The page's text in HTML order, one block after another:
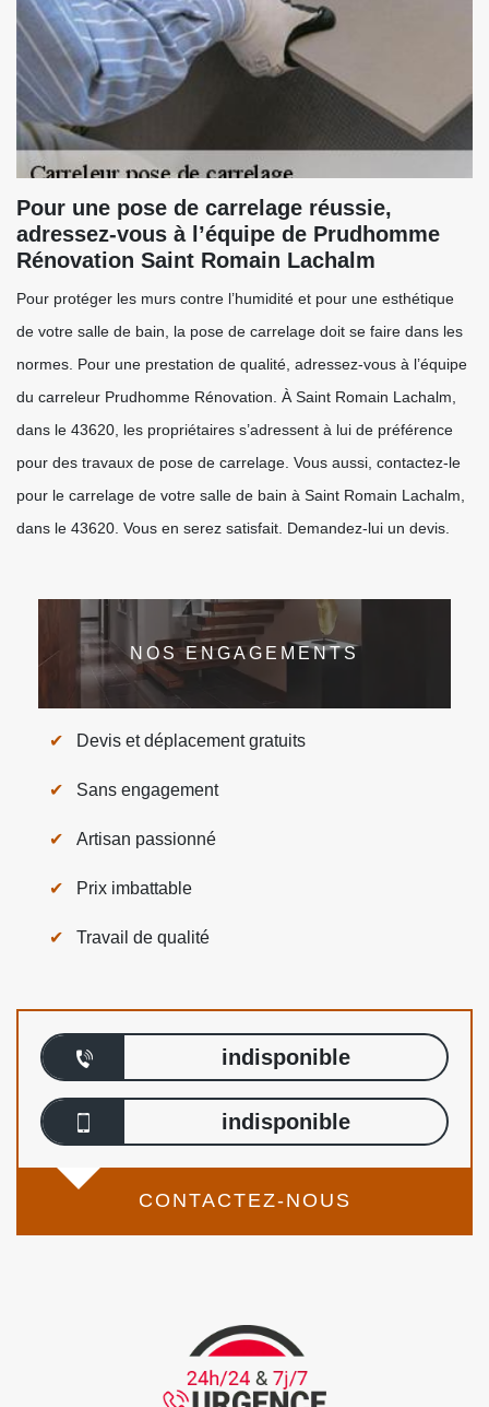
Pour une pose de carrelage réussie,
adressez-vous à l’équipe de Prudhomme
Rénovation Saint Romain Lachalm
Pour protéger les murs contre l’humidité et pour une esthétique
de votre salle de bain, la pose de carrelage doit se faire dans les
normes. Pour une prestation de qualité, adressez-vous à l’équipe
du carreleur Prudhomme Rénovation. À Saint Romain Lachalm,
dans le 43620, les propriétaires s’adressent à lui de préférence
pour des travaux de pose de carrelage. Vous aussi, contactez-le
pour le carrelage de votre salle de bain à Saint Romain Lachalm,
dans le 43620. Vous en serez satisfait. Demandez-lui un devis.
NOS ENGAGEMENTS
Devis et déplacement gratuits
Sans engagement
Artisan passionné
Prix imbattable
Travail de qualité
indisponible
indisponible
CONTACTEZ-NOUS